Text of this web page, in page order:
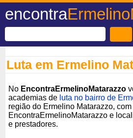
encontra
Luta em Ermelino
No EncontraErmelinoMatarazzo
academias de luta no bairro de
região do Ermelino Matarazzo,
EncontraErmelinoMatarazzo e
e prestadores.